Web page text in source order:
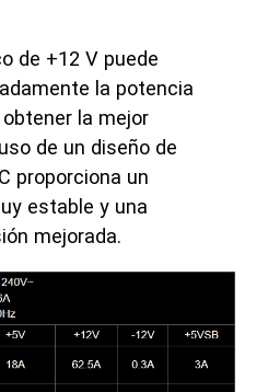
de +12 V puede
la potencia
la mejor
de un diseño de
proporciona un
estable y una
mejorada.